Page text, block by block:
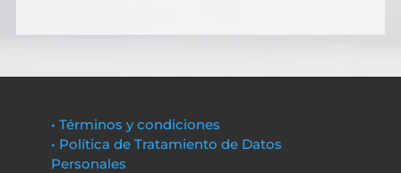
• Términos y condiciones
• Política de Tratamiento de Datos
Personales